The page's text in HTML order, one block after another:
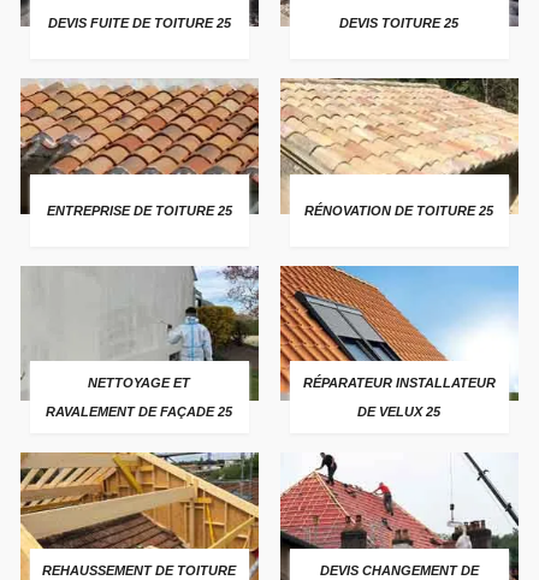
DEVIS FUITE DE TOITURE 25 DEVIS TOITURE 25
ENTREPRISE DE TOITURE 25 RÉNOVATION DE TOITURE 25
NETTOYAGE ET
RAVALEMENT DE FAÇADE 25
RÉPARATEUR INSTALLATEUR
DE VELUX 25
REHAUSSEMENT DE TOITURE
DEVIS CHANGEMENT DE